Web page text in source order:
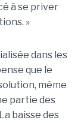
à se priver
»
dans les
que le
même
partie des
baisse des